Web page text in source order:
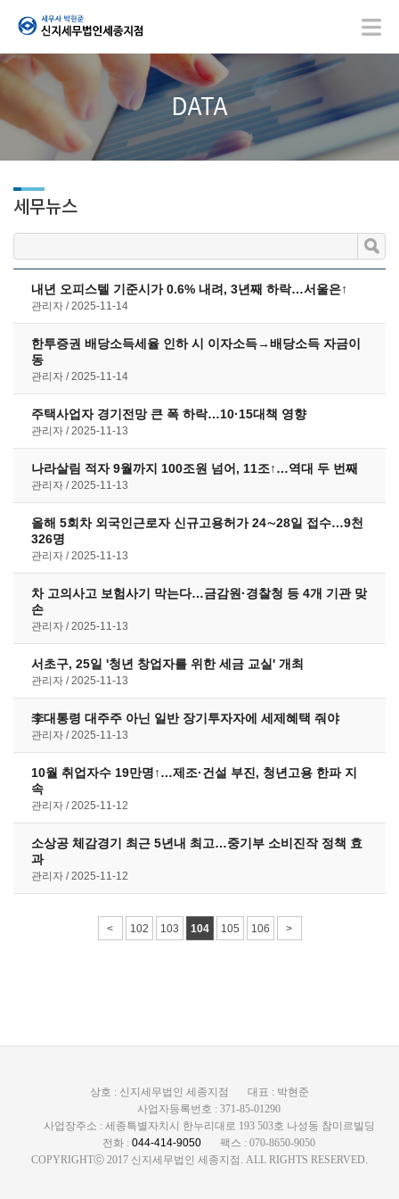
DATA
세무뉴스
내년 오피스텔 기준시가 0.6% 내려, 3년째 하락…서울은↑
관리자 2025-11-14
한투증권 배당소득세율 인하 시 이자소득→배당소득 자금이
동
관리자 2025-11-14
주택사업자 경기전망 큰 폭 하락…10·15대책 영향
관리자 2025-11-13
나라살림 적자 9월까지 100조원 넘어, 11조↑…역대 두 번째
관리자 2025-11-13
올해 5회차 외국인근로자 신규고용허가 24∼28일 접수…9천
326명
관리자 2025-11-13
차 고의사고 보험사기 막는다…금감원·경찰청 등 4개 기관 맞
손
관리자 2025-11-13
서초구, 25일 '청년 창업자를 위한 세금 교실' 개최
관리자 2025-11-13
李대통령 대주주 아닌 일반 장기투자자에 세제혜택 줘야
관리자 2025-11-13
10월 취업자수 19만명↑…제조·건설 부진, 청년고용 한파 지
속
관리자 2025-11-12
소상공 체감경기 최근 5년내 최고…중기부 소비진작 정책 효
과
관리자 2025-11-12
< 102 103 104 105 106 >
상호 : 신지세무법인 세종지점
대표 : 박현준
사업자등록번호 : 371-85-01290
사업장주소 : 세종특별자치시 한누리대로 193 503호 나성동 참미르빌딩
전화 : 044-414-9050
팩스 : 070-8650-9050
COPYRIGHTⓒ 2017 신지세무법인 세종지점. ALL RIGHTS RESERVED.